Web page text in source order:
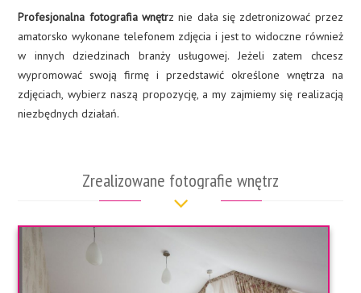
Profesjonalna fotografia wnętrz nie dała się zdetronizować przez
amatorsko wykonane telefonem zdjęcia i jest to widoczne również
w innych dziedzinach branży usługowej. Jeżeli zatem chcesz
wypromować swoją firmę i przedstawić określone wnętrza na
zdjęciach, wybierz naszą propozycję, a my zajmiemy się realizacją
niezbędnych działań.
Zrealizowane fotografie wnętrz